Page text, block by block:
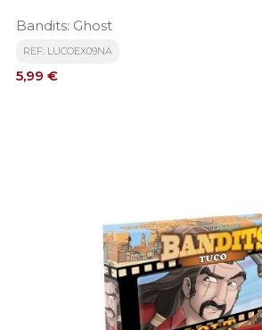
Bandits: Ghost
REF: LUCOEX09NA
Precio
5,99 €